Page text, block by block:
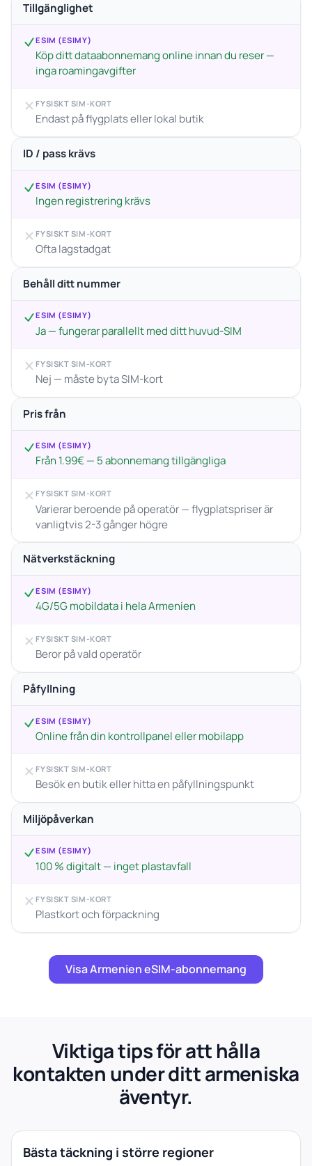
Tillgänglighet
ESIM (ESIMY)
Köp ditt dataabonnemang online innan du reser —
inga roamingavgifter
FYSISKT SIM-KORT
Endast på flygplats eller lokal butik
ID / pass krävs
ESIM (ESIMY)
Ingen registrering krävs
FYSISKT SIM-KORT
Ofta lagstadgat
Behåll ditt nummer
ESIM (ESIMY)
Ja — fungerar parallellt med ditt huvud-SIM
FYSISKT SIM-KORT
Nej — måste byta SIM-kort
Pris från
ESIM (ESIMY)
Från 1.99€ — 5 abonnemang tillgängliga
FYSISKT SIM-KORT
Varierar beroende på operatör — flygplatspriser är
vanligtvis 2-3 gånger högre
Nätverkstäckning
ESIM (ESIMY)
4G/5G mobildata i hela Armenien
FYSISKT SIM-KORT
Beror på vald operatör
Påfyllning
ESIM (ESIMY)
Online från din kontrollpanel eller mobilapp
FYSISKT SIM-KORT
Besök en butik eller hitta en påfyllningspunkt
Miljöpåverkan
ESIM (ESIMY)
100 % digitalt — inget plastavfall
FYSISKT SIM-KORT
Plastkort och förpackning
Visa Armenien eSIM-abonnemang
Viktiga tips för att hålla
kontakten under ditt armeniska
äventyr.
Bästa täckning i större regioner